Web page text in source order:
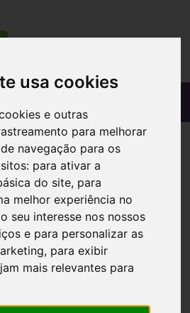
usa cookies
e outras
para melhorar
navegação para os
para ativar a
do site, para
melhor experiência no
seu interesse nos nossos
e para personalizar as
, para exibir
mais relevantes para